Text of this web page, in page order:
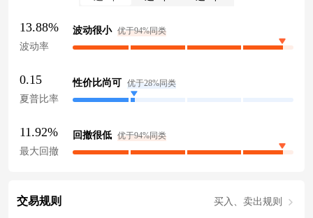
13.88%
波动率
波动很小 优于94%同类
0.15
夏普比率
性价比尚可 优于28%同类
11.92%
最大回撤
回撤很低 优于94%同类
交易规则 买入、卖出规则